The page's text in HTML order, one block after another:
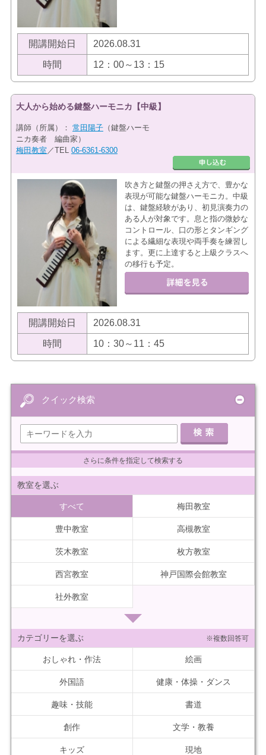
開講開始日 2026.08.31
時間 12：00～13：15
大人から始める鍵盤ハーモニカ【中級】
講師（所属）： 常田陽子（鍵盤ハーモ
ニカ奏者 編曲家）
梅田教室 ／TEL 06-6361-6300
吹き方と鍵盤の押さえ方で、豊かな
表現が可能な鍵盤ハーモニカ。中級
は、鍵盤経験があり、初見演奏力の
ある人が対象です。息と指の微妙な
コントロール、口の形とタンギング
による繊細な表現や両手奏を練習し
ます。更に上達すると上級クラスへ
の移行も予定。
開講開始日 2026.08.31
時間 10：30～11：45
クイック検索
さらに条件を指定して検索する
教室を選ぶ
すべて 梅田教室
豊中教室 高槻教室
茨木教室 枚方教室
西宮教室 神戸国際会館教室
社外教室
カテゴリーを選ぶ ※複数回答可
おしゃれ・作法 絵画
外国語 健康・体操・ダンス
趣味・技能 書道
創作 文学・教養
キッズ 現地